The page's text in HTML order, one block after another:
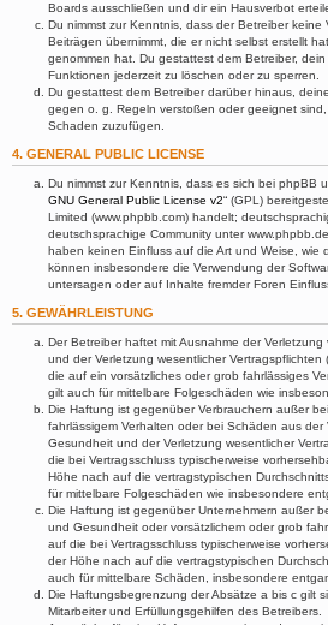
Boards ausschließen und dir ein Hausverbot
Du nimmst zur Kenntnis, dass der Betreiber
Beiträgen übernimmt, die er nicht selbst erstellt
genommen hat. Du gestattest dem Betreiber,
Funktionen jederzeit zu löschen oder zu sperren.
Du gestattest dem Betreiber darüber hinaus,
gegen o. g. Regeln verstoßen oder geeignet
Schaden zuzufügen.
4. GENERAL PUBLIC LICENSE
Du nimmst zur Kenntnis, dass es sich bei phpBB
GNU General Public License v2“ (GPL)
Limited (www.phpbb.com) handelt;
deutschsprachige Community unter
haben keinen Einfluss auf die Art und Weise, wie
können insbesondere die Verwendung der
untersagen oder auf Inhalte fremder Foren
5. GEWÄHRLEISTUNG
Der Betreiber haftet mit Ausnahme der
und der Verletzung wesentlicher Vertragspflichten
die auf ein vorsätzliches oder grob fahrlässiges
gilt auch für mittelbare Folgeschäden wie
Die Haftung ist gegenüber Verbrauchern außer
fahrlässigem Verhalten oder bei Schäden aus
Gesundheit und der Verletzung wesentlicher
die bei Vertragsschluss typischerweise
Höhe nach auf die vertragstypischen
für mittelbare Folgeschäden wie insbesondere
Die Haftung ist gegenüber Unternehmern außer
und Gesundheit oder vorsätzlichem oder grob
auf die bei Vertragsschluss typischerweise
der Höhe nach auf die vertragstypischen
auch für mittelbare Schäden, insbesondere
Die Haftungsbegrenzung der Absätze a bis c gilt
Mitarbeiter und Erfüllungsgehilfen des Betreibers.